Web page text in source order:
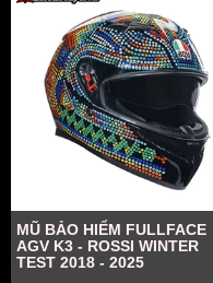
MŨ BẢO HIỂM FULLFACE
AGV K3 - ROSSI WINTER
TEST 2018 - 2025